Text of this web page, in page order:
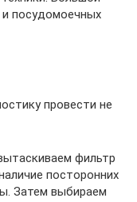
посудомоечных
провести не
фильтр
посторонних
Затем выбираем